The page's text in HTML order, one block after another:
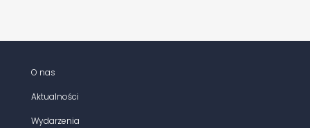
O nas
Aktualności
Wydarzenia